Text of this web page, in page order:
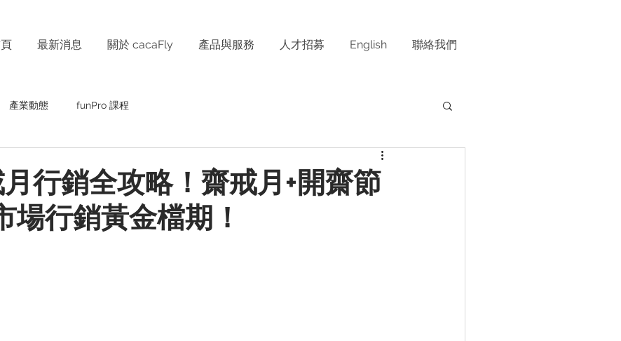
最新消息 關於 cacaFly 產品與服務 人才招募 English 聯絡我們
產業動態 funPro 課程
行銷全攻略！齋戒月+開齋節
場行銷黃金檔期！